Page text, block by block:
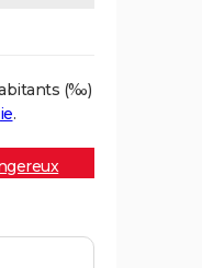
(‰)
.